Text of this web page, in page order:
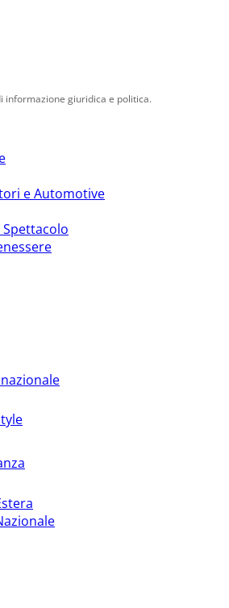
informazione giuridica e politica.
e Automotive
Spettacolo